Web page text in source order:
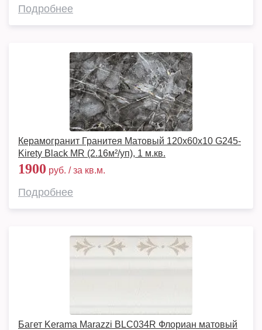
Подробнее
Керамогранит Гранитея Матовый 120х60х10 G245-
Kirety Black MR (2.16м²/уп), 1 м.кв.
1900 руб. / за кв.м.
Подробнее
Багет Kerama Marazzi BLC034R Флориан матовый